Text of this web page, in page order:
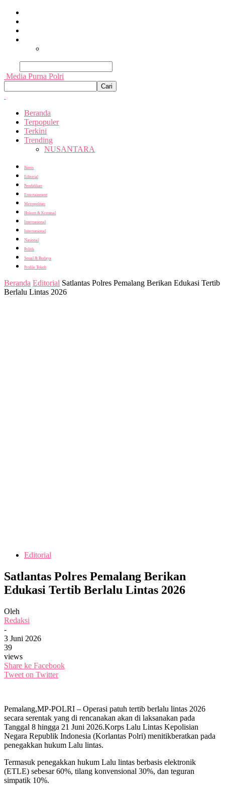
Media Purna Polri
Beranda
Terpopuler
Terkini
Trending
NUSANTARA
Bisnis
Editorial
Pendidikan
Entertainment
Metropolitan
Hukum & Kriminal
Internasional
Internasional
Nasional
Politik
Sosial & Budaya
Profile Tokoh
Beranda Editorial Satlantas Polres Pemalang Berikan Edukasi Tertib
Berlalu Lintas 2026
Editorial
Satlantas Polres Pemalang Berikan
Edukasi Tertib Berlalu Lintas 2026
Oleh
Redaksi
-
3 Juni 2026
39
views
Share ke Facebook
Tweet on Twitter
Pemalang,MP-POLRI – Operasi patuh tertib berlalu lintas 2026
secara serentak yang di rencanakan akan di laksanakan pada
Tanggal 8 hingga 21 Juni 2026.Korps Lalu Lintas Kepolisian
Negara Republik Indonesia (Korlantas Polri) menitikberatkan pada
penegakkan hukum Lalu lintas.
Termasuk penegakkan hukum Lalu lintas berbasis elektronik
(ETLE) sebesar 60%, tilang konvensional 30%, dan teguran
simpatik 10%.